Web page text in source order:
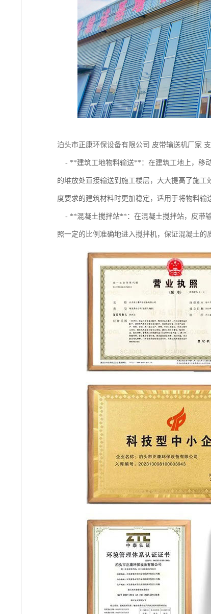
泊头市正康环保设备有限公司 皮带输送机厂家
- **建筑工地物料输送**：在建筑工地上，移
的堆放处直接输送到施工楼层，大大提高了施
度要求的建筑材料时更加稳定，适用于将物料输
- **混凝土搅拌站**：在混凝土搅拌站，皮带
照一定的比例准确地进入搅拌机，保证混凝土的